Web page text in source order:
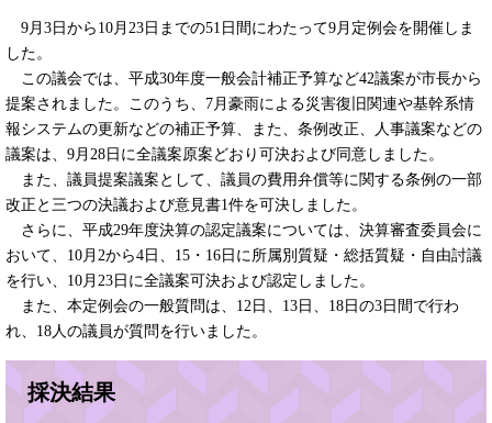
9月3日から10月23日までの51日間にわたって9月定例会を開催しま
した。
この議会では、平成30年度一般会計補正予算など42議案が市長から
提案されました。このうち、7月豪雨による災害復旧関連や基幹系情
報システムの更新などの補正予算、また、条例改正、人事議案などの
議案は、9月28日に全議案原案どおり可決および同意しました。
また、議員提案議案として、議員の費用弁償等に関する条例の一部
改正と三つの決議および意見書1件を可決しました。
さらに、平成29年度決算の認定議案については、決算審査委員会に
おいて、10月2から4日、15・16日に所属別質疑・総括質疑・自由討議
を行い、10月23日に全議案可決および認定しました。
また、本定例会の一般質問は、12日、13日、18日の3日間で行わ
れ、18人の議員が質問を行いました。
採決結果